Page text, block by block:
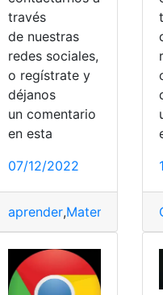
las páginas bloqueadas,
través
de nuestras
redes sociales,
o regístrate y
déjanos
un comentario
en esta
07/12/2022
aprender,Matemáticas